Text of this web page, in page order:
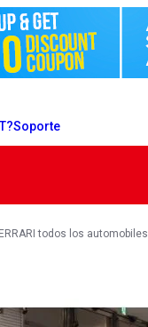
Soporte
todos los automobiles